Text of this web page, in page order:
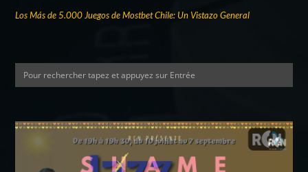
Los Más de 5.000 Juegos de Mostbet Chile: Un Vistazo General